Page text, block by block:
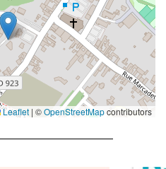
Leaflet | ©OpenStreetMapcontributors